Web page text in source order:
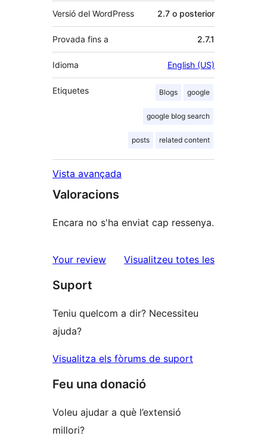
Versió del WordPress 2.7 o posterior
Provada fins a 2.7.1
Idioma English (US)
Etiquetes Blogs google
google blog search
posts related content
Vista avançada
Valoracions
Encara no s'ha enviat cap ressenya.
Your review Visualitzeu totes lesressenyes
Suport
Teniu quelcom a dir? Necessiteu
ajuda?
Visualitza els fòrums de suport
Feu una donació
Voleu ajudar a què l’extensió
millori?